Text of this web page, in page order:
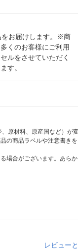
をお届けします。※商
くのお客様にご利用
ルをさせていただく
す。
原材料、原産国など）が
の商品ラベルや注意書き
場合がございます。あらか
レビュー